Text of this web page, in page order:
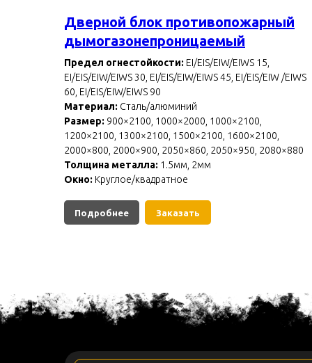
Дверной блок противопожарный
дымогазонепроницаемый
Предел огнестойкости: EI/EIS/EIW/EIWS 15,
EI/EIS/EIW/EIWS 30, EI/EIS/EIW/EIWS 45, EI/EIS/EIW /EIWS
60, EI/EIS/EIW/EIWS 90
Материал: Сталь/алюминий
Размер: 900×2100, 1000×2000, 1000×2100,
1200×2100, 1300×2100, 1500×2100, 1600×2100,
2000×800, 2000×900, 2050×860, 2050×950, 2080×880
Толщина металла: 1.5мм, 2мм
Окно: Круглое/квадратное
Подробнее Заказать